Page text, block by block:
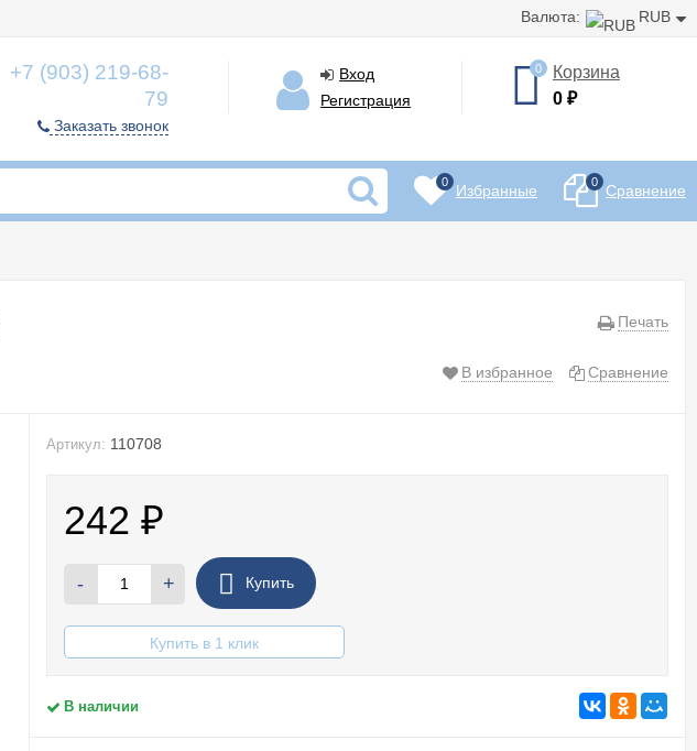
Валюта: RUB
+7 (903) 219-68-
79
Заказать звонок
Вход
Регистрация
0
Корзина
0 ₽
0 Избранные 0 Сравнение
Печать
В избранное Сравнение
Артикул: 110708
242₽
- + Купить
Купить в 1 клик
В наличии